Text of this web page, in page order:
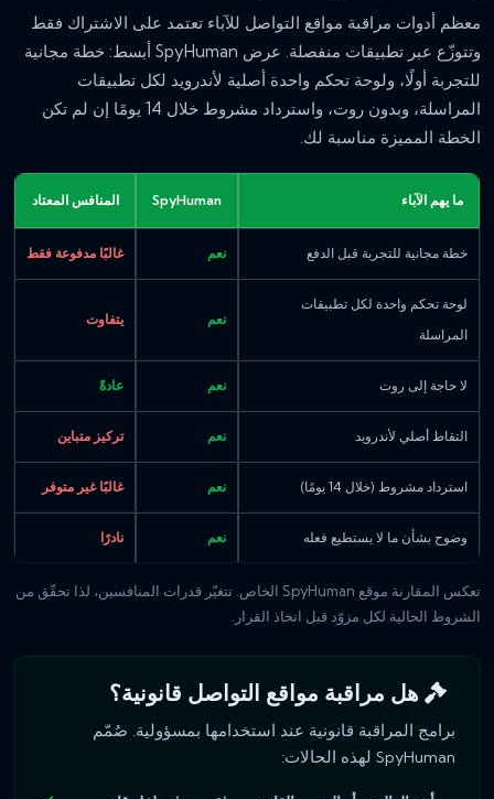
معظم أدوات مراقبة مواقع التواصل للآباء تعتمد على الاشتراك فقط
وتتوزّع عبر تطبيقات منفصلة. عرض SpyHuman أبسط: خطة مجانية
للتجربة أولًا، ولوحة تحكم واحدة أصلية لأندرويد لكل تطبيقات
المراسلة، وبدون روت، واسترداد مشروط خلال 14 يومًا إن لم تكن
الخطة المميزة مناسبة لك.
ما يهم الآباء SpyHuman المنافس المعتاد
خطة مجانية للتجربة قبل الدفع نعم غالبًا مدفوعة فقط
لوحة تحكم واحدة لكل تطبيقات
المراسلة
نعم يتفاوت
لا حاجة إلى روت نعم عادةً
التقاط أصلي لأندرويد نعم تركيز متباين
استرداد مشروط (خلال 14 يومًا) نعم غالبًا غير متوفر
وضوح بشأن ما لا يستطيع فعله نعم نادرًا
تعكس المقارنة موقع SpyHuman الخاص. تتغيّر قدرات المنافسين، لذا تحقّق من
الشروط الحالية لكل مزوّد قبل اتخاذ القرار.
هل مراقبة مواقع التواصل قانونية؟
برامج المراقبة قانونية عند استخدامها بمسؤولية. صُمّم
SpyHuman لهذه الحالات: